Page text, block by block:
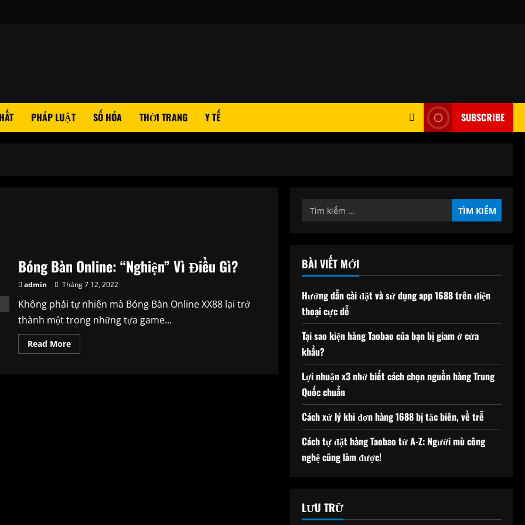
PHÁP LUẬT SỐ HÓA THỜI TRANG Y TẾ SUBSCRIBE
Bóng Bàn Online: “Nghiện” Vì Điều Gì?
admin Tháng 7 12, 2022
Không phải tự nhiên mà Bóng Bàn Online XX88 lại trở
thành một trong những tựa game...
Read MoreRead
more
Tìm
kiếm
BÀI VIẾT MỚI
Hướng dẫn cài đặt và sử dụng app 1688 trên điện
thoại cực dễ
Tại sao kiện hàng Taobao của bạn bị giam ở cửa
khẩu?
Lợi nhuận x3 nhờ biết cách chọn nguồn hàng Trung
Quốc chuẩn
Cách xử lý khi đơn hàng 1688 bị tắc biên, về trễ
Cách tự đặt hàng Taobao từ A-Z: Người mù công
nghệ cũng làm được!
LƯU TRỮ